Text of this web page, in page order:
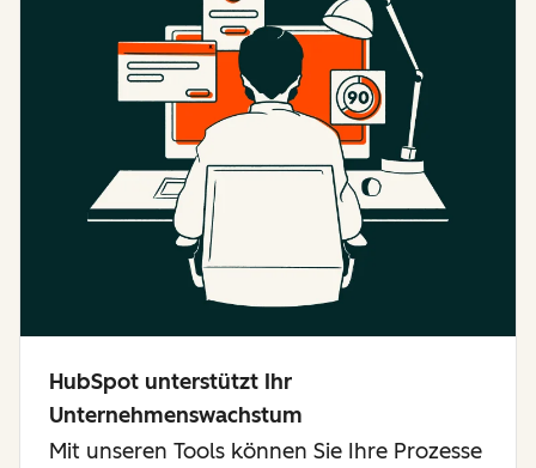
HubSpot unterstützt Ihr
Unternehmenswachstum
Mit unseren Tools können Sie Ihre Prozesse